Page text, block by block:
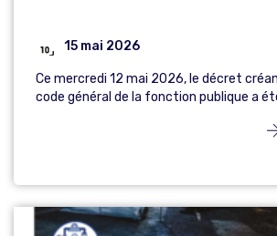
15 mai 2026
Ce mercredi 12 mai 2026, le décret
code général de la fonction publique a